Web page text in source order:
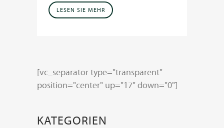
LESEN SIE MEHR
[vc_separator type="transparent"
position="center" up="17" down="0"]
KATEGORIEN